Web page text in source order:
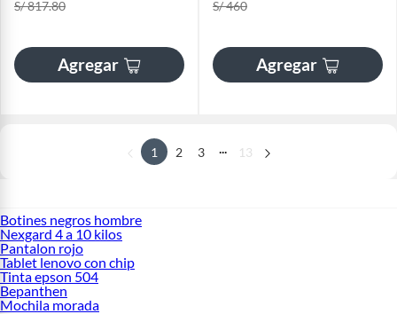
S/ 817.80
Agregar
S/ 460
Agregar
1 2 3 13
Botines negros hombre
Nexgard 4 a 10 kilos
Pantalon rojo
Tablet lenovo con chip
Tinta epson 504
Bepanthen
Mochila morada